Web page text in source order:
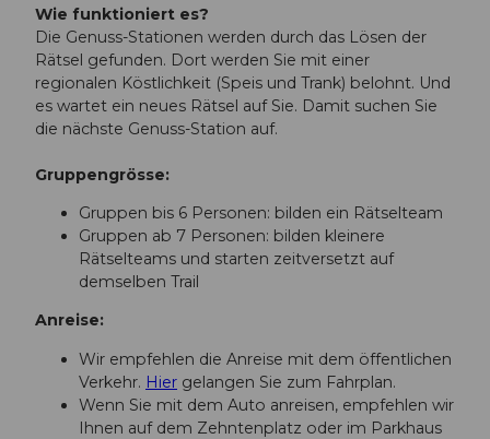
a
i
l
-
W
i
l
e
Wie funktioniert es?
Die Genuss-Stationen werden durch das Lösen der
Rätsel gefunden. Dort werden Sie mit einer
regionalen Köstlichkeit (Speis und Trank) belohnt. Und
es wartet ein neues Rätsel auf Sie. Damit suchen Sie
die nächste Genuss-Station auf.
Gruppengrösse:
Gruppen bis 6 Personen: bilden ein Rätselteam
Gruppen ab 7 Personen: bilden kleinere
Rätselteams und starten zeitversetzt auf
demselben Trail
Anreise:
Wir empfehlen die Anreise mit dem öffentlichen
Verkehr. Hier gelangen Sie zum Fahrplan.
Wenn Sie mit dem Auto anreisen, empfehlen wir
Ihnen auf dem Zehntenplatz oder im Parkhaus